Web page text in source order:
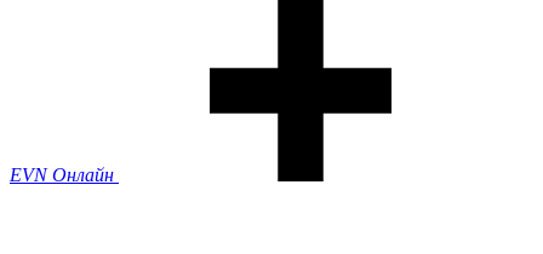
EVN Онлайн